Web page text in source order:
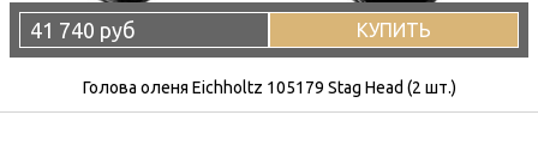
41 740 руб КУПИТЬ
Голова оленя Eichholtz 105179 Stag Head (2 шт.)